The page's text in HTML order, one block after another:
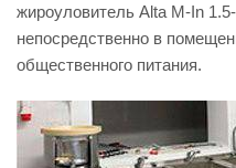
жироуловитель Alta M-In
непосредственно в
общественного питания.